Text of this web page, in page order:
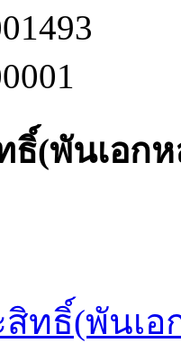
ธิ์(พันเอกห
ทธิ์(พันเอ